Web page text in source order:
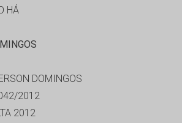
HÁ
DOMINGOS
2012
2012